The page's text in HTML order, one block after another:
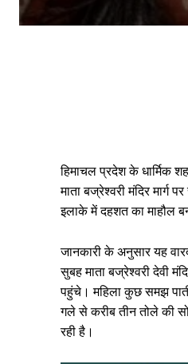
हिमाचल प्रदेश के धार्मिक
माता बज्रेश्वरी मंदिर
इलाके में दहशत का माहौल
जानकारी के अनुसार यह
सुबह माता बज्रेश्वरी देवी
पहुंचे। महिला कुछ समझ
गले से करीब तीन तोले की
रही है।